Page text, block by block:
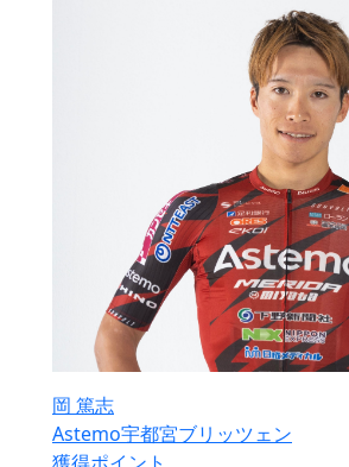
岡 篤志
Astemo宇都宮ブリッツェン